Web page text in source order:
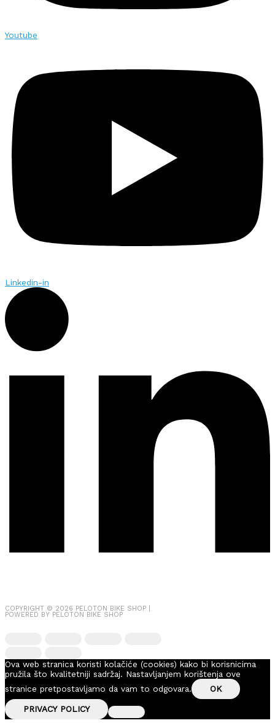
Youtube
Linkedin-in
COPYRIGHT © 2026 PELOTON BIKE SHOP
POWERED BY PELOTON BIKE SHOP
Ova web stranica koristi kolačiće (cookies) kako bi korisnicima
pružila što kvalitetniji sadržaj. Nastavljanjem korištenja ove
stranice pretpostavljamo da vam to odgovara.
OK
PRIVACY POLICY